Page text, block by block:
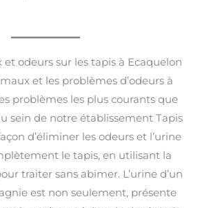
et odeurs sur les tapis à Ecaquelon
et les problèmes d’odeurs à
problèmes les plus courants que
sein de notre établissement Tapis
d’éliminer les odeurs et l’urine
le tapis, en utilisant la
traiter sans abimer. L’urine d’un
est non seulement, présente